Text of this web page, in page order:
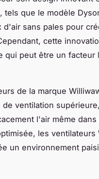
tels que le modèle
sans pales pour
cette
qui peut être un facteur
de la marque
ventilation
l'air même dans
les ventilateurs
un environnement